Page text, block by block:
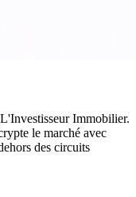
Immobilier.
le marché avec
des circuits